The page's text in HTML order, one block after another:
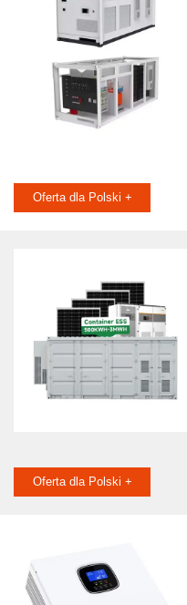
Oferta dla Polski +
Oferta dla Polski +